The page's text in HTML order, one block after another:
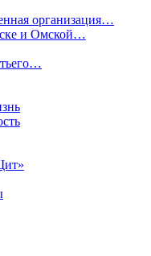
организация…
и Омской…